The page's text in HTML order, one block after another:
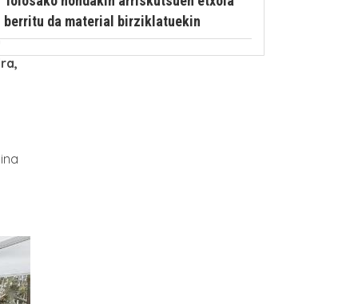
berritu da material birziklatuekin